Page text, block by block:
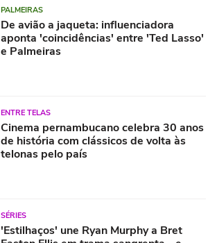
PALMEIRAS
De avião a jaqueta: influenciadora
aponta 'coincidências' entre 'Ted Lasso'
e Palmeiras
ENTRE TELAS
Cinema pernambucano celebra 30 anos
de história com clássicos de volta às
telonas pelo país
SÉRIES
'Estilhaços' une Ryan Murphy a Bret